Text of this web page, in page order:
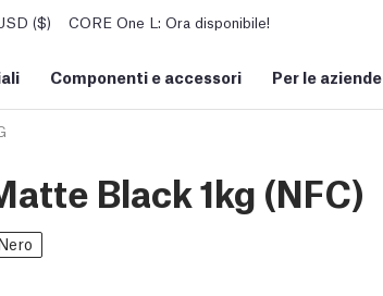
($) CORE One L: Ora disponibile!
Componenti e accessori Per le aziende
Black 1kg (NFC)